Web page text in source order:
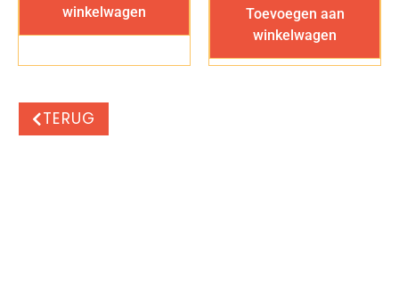
winkelwagen
Toevoegen aan
winkelwagen
TERUG